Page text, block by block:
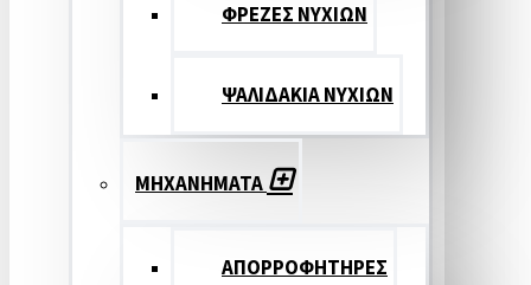
ΦΡΕΖΕΣ ΝΥΧΙΩΝ
ΨΑΛΙΔΑΚΙΑ ΝΥΧΙΩΝ
ΜΗΧΑΝΗΜΑΤΑ
ΑΠΟΡΡΟΦΗΤΗΡΕΣ